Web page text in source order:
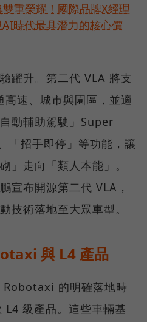
重榮耀！國際品牌X經理
時代最具潛力的核心價
躍升。第二代 VLA 將支
速、城市與園區，並適
動輔助駕駛」Super
「招手即停」等功能，讓
」走向「類人本能」。
宣布開源第二代 VLA，
技術落地至大眾車型。
與 L4 產品
Robotaxi 的明確落地時
級產品。這些車輛基